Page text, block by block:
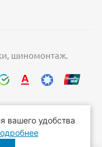
шиномонтаж.
вашего удобства